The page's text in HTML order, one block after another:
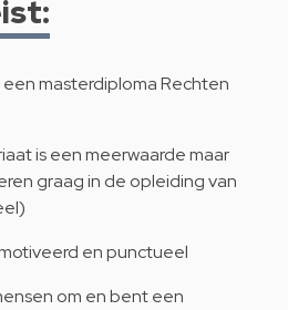
masterdiploma Rechten
is een meerwaarde maar
graag in de opleiding van
en punctueel
om en bent een